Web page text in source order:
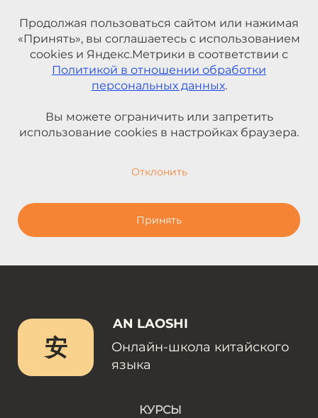
Продолжая пользоваться сайтом или нажимая
«Принять», вы соглашаетесь с использованием
cookies и Яндекс.Метрики в соответствии с
Политикой в отношении обработки
персональных данных.
Вы можете ограничить или запретить
использование cookies в настройках браузера.
Отклонить
Принять
安
AN LAOSHI
Онлайн-школа китайского
языка
КУРСЫ